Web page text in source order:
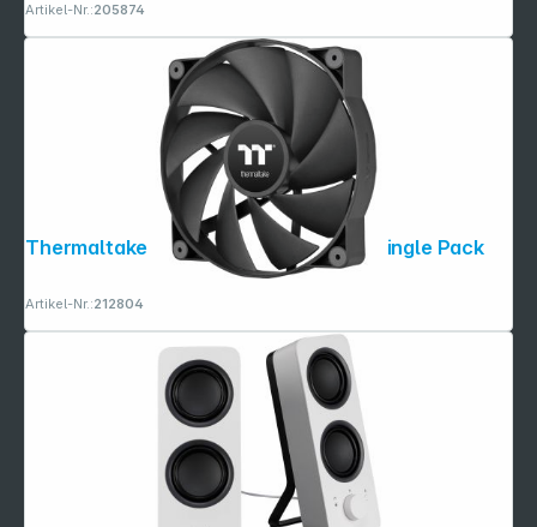
Artikel-Nr.:205874
Thermaltake CT200 PC Cooling Fan Single Pack
Artikel-Nr.:212804